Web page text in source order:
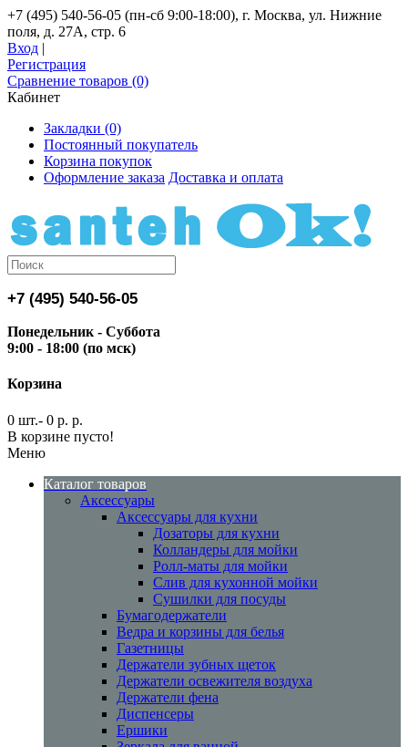
+7 (495) 540-56-05 (пн-сб 9:00-18:00), г. Москва, ул. Нижние
поля, д. 27А, стр. 6
Вход |
Регистрация
Сравнение товаров (0)
Кабинет
Закладки (0)
Постоянный покупатель
Корзина покупок
Оформление заказа Доставка и оплата
+7 (495) 540-56-05
Понедельник - Суббота
9:00 - 18:00 (по мск)
Корзина
0 шт.- 0 р. р.
В корзине пусто!
Меню
Каталог товаров
Аксессуары
Аксессуары для кухни
Дозаторы для кухни
Колландеры для мойки
Ролл-маты для мойки
Слив для кухонной мойки
Сушилки для посуды
Бумагодержатели
Ведра и корзины для белья
Газетницы
Держатели зубных щеток
Держатели освежителя воздуха
Держатели фена
Диспенсеры
Ершики